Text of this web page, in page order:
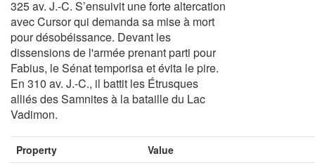
325 av. J.-C. S’ensuivit une forte altercation
avec Cursor qui demanda sa mise à mort
pour désobéissance. Devant les
dissensions de l'armée prenant parti pour
Fabius, le Sénat temporisa et évita le pire.
En 310 av. J.-C., il battit les Étrusques
alliés des Samnites à la bataille du Lac
Vadimon.
Property Value